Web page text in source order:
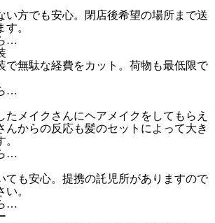
い方でも安心。閉店後希望の場所まで送
。
…
で無駄な経費をカット。荷物も最低限で
…
たメイクさんにヘアメイクをしてもらえ
んからの反応も髪のセットによって大き
…
ても安心。提携の託児所がありますので
。
…